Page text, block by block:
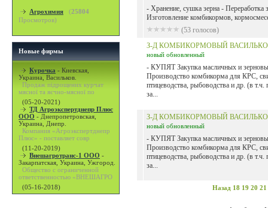
Агрохимия (25804
Просмотров)
Новые фирмы
Курочка - Киевская,
Украина, Васильков.
Продаж підрощених курчат
мясної та яєчно-мясної по
(05-20-2021)
ТД Агроэкспертднепр Плюс
ООО - Днепропетровская,
Украина, Днепр.
Компания «Агроэкспертднепр
Плюс» - поставляет совр
(11-20-2019)
Внешагротранс-1 ООО -
Закарпатская, Украина, Ужгород.
Общество с ограниченной
ответственностью «ВНЕШАГРО
(05-16-2018)
- Хранение, сушка зерна - Переработка
Изготовление комбикормов,
(53 голосов)
З-Д КОМБИКОРМОВЫЙ
новый обновленный
- КУПЯТ Закупка масличных и
Производство комбикорма для КРС,
птицеводства, рыбоводства и др. (в т.ч.
за...
З-Д КОМБИКОРМОВЫЙ
новый обновленный
- КУПЯТ Закупка масличных и
Производство комбикорма для КРС,
птицеводства, рыбоводства и др. (в т.ч.
за...
Назад 18 19 20 21